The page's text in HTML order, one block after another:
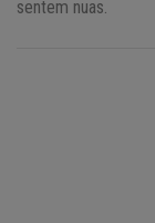
sentem nuas.